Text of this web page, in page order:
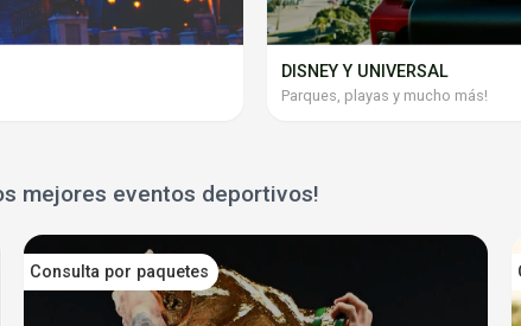
DISNEY Y UNIVERSAL
Parques, playas y mucho más!
mejores eventos deportivos!
Consulta por paquetes